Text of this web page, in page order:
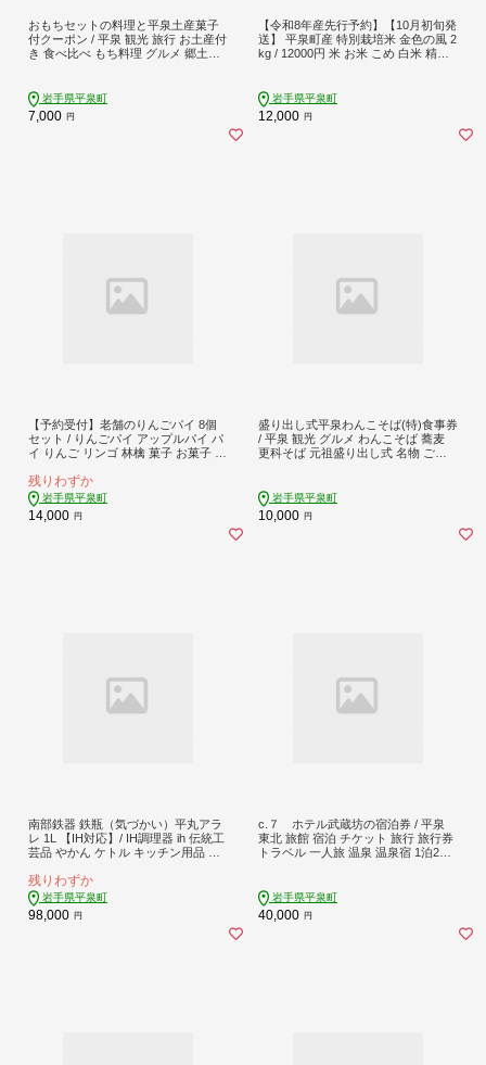
おもちセットの料理と平泉土産菓子
付クーポン / 平泉 観光 旅行 お土産付
き 食べ比べ もち料理 グルメ 郷土料
岩手県平泉町
7,000 円
【令和8年産先行予約】【10月初旬発
送】 平泉町産 特別栽培米 金色の風 2
kg / 12000円 米 お米 こめ 白米 精米
ゼント お祝い ギフト プレゼント ご
挨拶 挨拶 敬老の日 おじいちゃん お
ばあちゃん いつもありがとう 感謝
岩手県平泉町
12,000 円
【予約受付】老舗のりんごパイ 8個
セット / りんごパイ アップルパイ パ
イ りんご リンゴ 林檎 菓子 お菓子 焼
い 食後のデザート 𠮷野屋
残りわずか
岩手県平泉町
14,000 円
盛り出し式平泉わんこそば(特)食事券
/ 平泉 観光 グルメ わんこそば 蕎麦
更科そば 元祖盛り出し式 名物 ご当
岩手県平泉町
10,000 円
南部鉄器 鉄瓶（気づかい）平丸アラ
レ 1L 【IH対応】/ IH調理器 ih 伝統工
芸品 やかん ケトル キッチン用品 食
残りわずか
岩手県平泉町
98,000 円
c.７ ホテル武蔵坊の宿泊券 / 平泉
東北 旅館 宿泊 チケット 旅行 旅行券
トラベル 一人旅 温泉 温泉宿 1泊2食
岩手県平泉町
40,000 円